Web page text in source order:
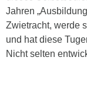
Jahren
Zwietracht, werde
und hat diese
Nicht selten